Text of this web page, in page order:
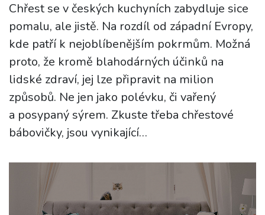
Chřest se v českých kuchyních zabydluje sice
pomalu, ale jistě. Na rozdíl od západní Evropy,
kde patří k nejoblíbenějším pokrmům. Možná
proto, že kromě blahodárných účinků na
lidské zdraví, jej lze připravit na milion
způsobů. Ne jen jako polévku, či vařený
a posypaný sýrem. Zkuste třeba chřestové
bábovičky, jsou vynikající…